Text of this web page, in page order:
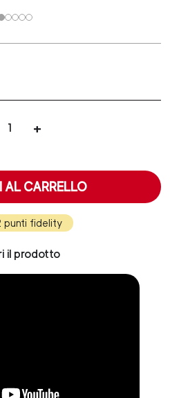
+
AL CARRELLO
punti fidelity
il prodotto